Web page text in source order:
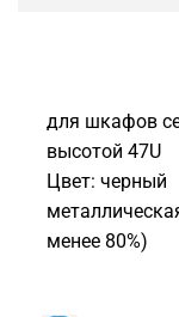
для шкафов
высотой 47U
Цвет: черный
менее 80%)